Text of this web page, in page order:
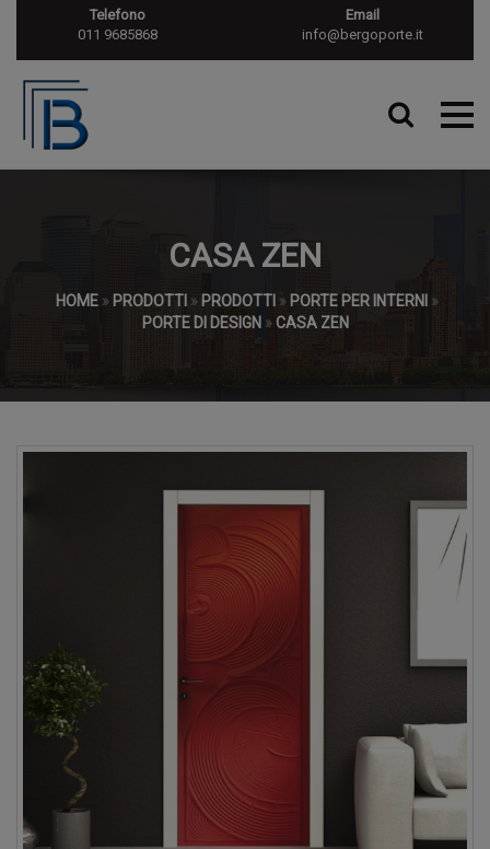
Telefono
011 9685868
Email
info@bergoporte.it
CASA ZEN
HOME» PRODOTTI » PRODOTTI » PORTE PER INTERNI »
PORTE DI DESIGN »CASA ZEN